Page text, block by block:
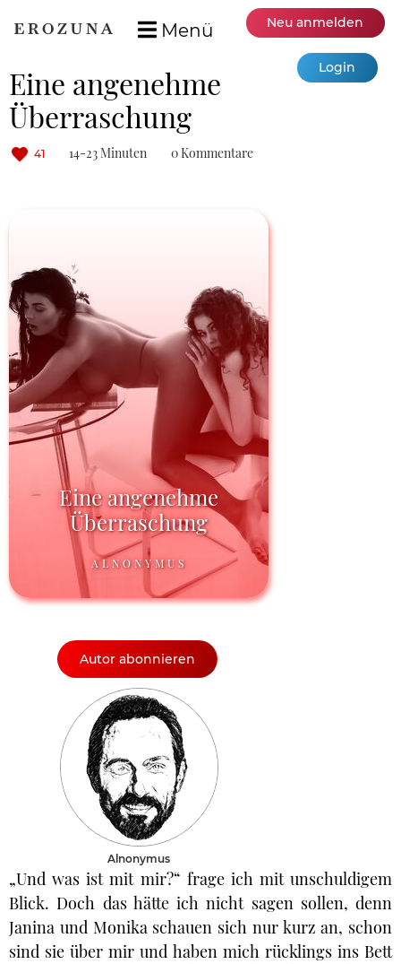
Menü Neu anmelden
Login
Eine angenehme
Überraschung
41 14-23 Minuten 0 Kommentare
Eine angenehme
Überraschung
ALNONYMUS
Autor abonnieren
Alnonymus
„Und was ist mit mir?“ frage ich mit unschuldigem
Blick. Doch das hätte ich nicht sagen sollen, denn
Janina und Monika schauen sich nur kurz an, schon
sind sie über mir und haben mich rücklings ins Bett